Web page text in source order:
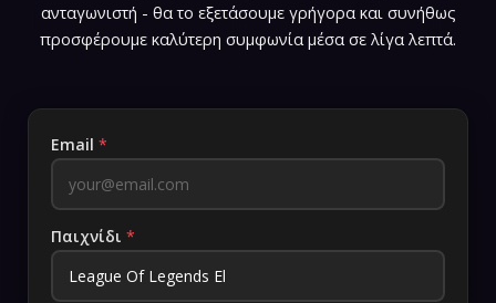
ανταγωνιστή - θα το εξετάσουμε γρήγορα και συνήθως
προσφέρουμε καλύτερη συμφωνία μέσα σε λίγα λεπτά.
Email *
Παιχνίδι *